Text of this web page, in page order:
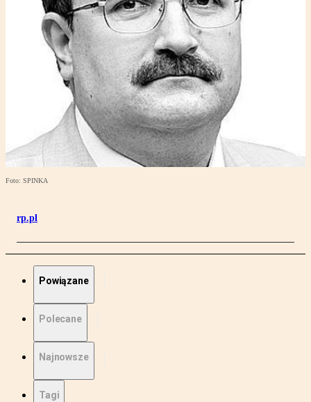
Foto: SPINKA
rp.pl
Powiązane
Polecane
Najnowsze
Tagi